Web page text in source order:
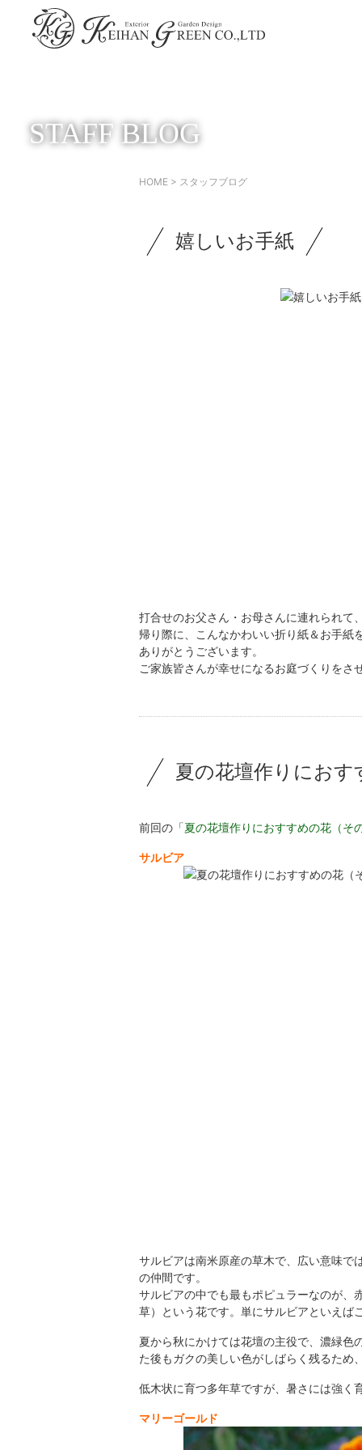
STAFF BLOG
HOME > スタッフブログ
嬉しいお手紙
打合せのお父さん・お母さんに連れられて
帰り際に、こんなかわいい折り紙＆お手紙
ありがとうございます。
ご家族皆さんが幸せになるお庭づくりをさ
夏の花壇作りにお
前回の「夏の花壇作りにおすすめの花（そ
サルビア
サルビアは南米原産の草木で、広い意味で
の仲間です。
サルビアの中でも最もポピュラーなのが、
草）という花です。単にサルビアといえば
夏から秋にかけては花壇の主役で、濃緑色
た後もガクの美しい色がしばらく残るため
低木状に育つ多年草ですが、暑さには強く
マリーゴールド